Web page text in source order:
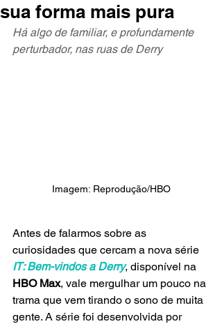
sua forma mais pura
Há algo de familiar, e profundamente
perturbador, nas ruas de Derry
Imagem: Reprodução/HBO
Antes de falarmos sobre as
curiosidades que cercam a nova série
IT: Bem-vindos a Derry, disponível na
HBO Max, vale mergulhar um pouco na
trama que vem tirando o sono de muita
gente. A série foi desenvolvida por